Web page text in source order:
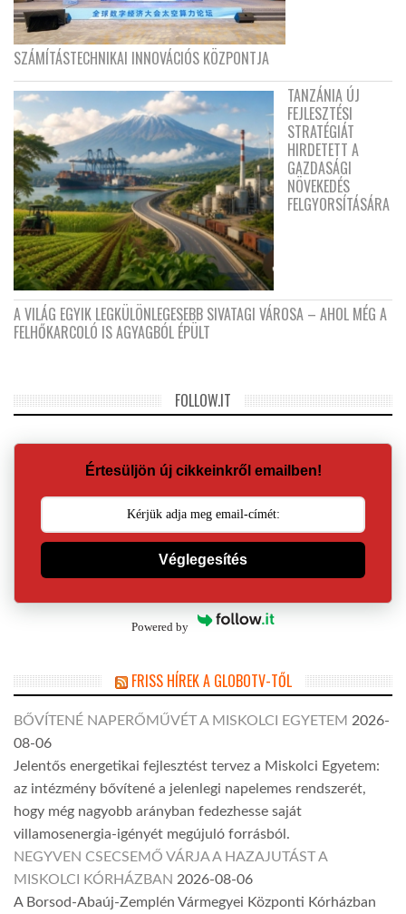
SZÁMÍTÁSTECHNIKAI INNOVÁCIÓS KÖZPONTJA
TANZÁNIA ÚJ
FEJLESZTÉSI
STRATÉGIÁT
HIRDETETT A
GAZDASÁGI
NÖVEKEDÉS
FELGYORSÍTÁSÁRA
A VILÁG EGYIK LEGKÜLÖNLEGESEBB SIVATAGI VÁROSA – AHOL MÉG A
FELHŐKARCOLÓ IS AGYAGBÓL ÉPÜLT
FOLLOW.IT
Értesüljön új cikkeinkről emailben!
Véglegesítés
Powered by
FRISS HÍREK A GLOBOTV-TŐL
BŐVÍTENÉ NAPERŐMŰVÉT A MISKOLCI EGYETEM 2026-
08-06
Jelentős energetikai fejlesztést tervez a Miskolci Egyetem:
az intézmény bővítené a jelenlegi napelemes rendszerét,
hogy még nagyobb arányban fedezhesse saját
villamosenergia-igényét megújuló forrásból.
NEGYVEN CSECSEMŐ VÁRJA A HAZAJUTÁST A
MISKOLCI KÓRHÁZBAN 2026-08-06
A Borsod-Abaúj-Zemplén Vármegyei Központi Kórházban